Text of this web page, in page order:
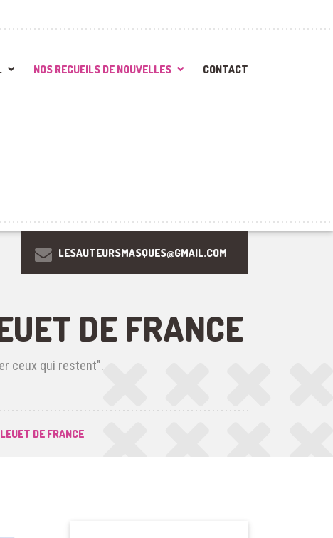
NOS RECUEILS DE NOUVELLES CONTACT
LESAUTEURSMASQUES@GMAIL.COM
DE FRANCE
ceux qui restent".
DE FRANCE